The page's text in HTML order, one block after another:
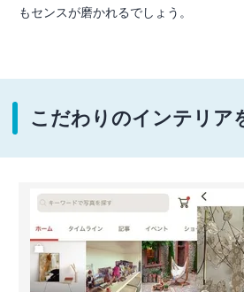
もセンスが磨かれるでしょう。
こだわりのインテリア